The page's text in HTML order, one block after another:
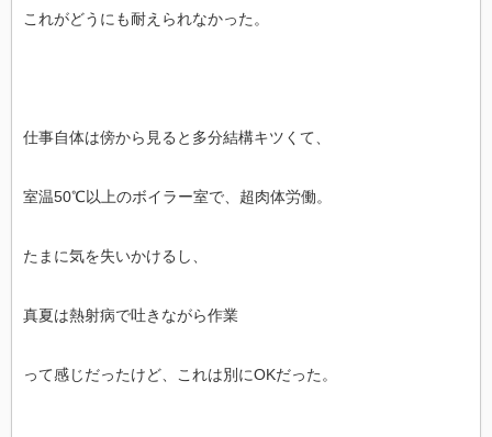
これがどうにも耐えられなかった。
仕事自体は傍から見ると多分結構キツくて、
室温50℃以上のボイラー室で、超肉体労働。
たまに気を失いかけるし、
真夏は熱射病で吐きながら作業
って感じだったけど、これは別にOKだった。